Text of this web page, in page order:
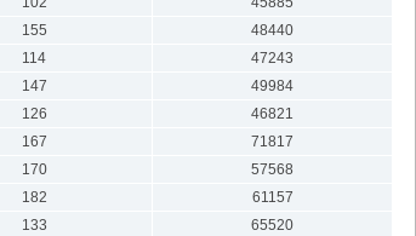
155
48440
114
47243
147
49984
126
46821
167
71817
170
57568
182
61157
133
65520